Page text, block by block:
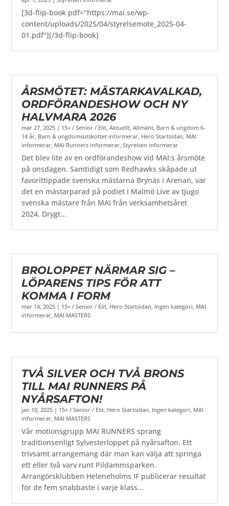
[3d-flip-book pdf="https://mai.se/wp-
content/uploads/2025/04/styrelsemote_2025-04-
01.pdf"][/3d-flip-book]
ÅRSMÖTET: MÄSTARKAVALKAD,
ORDFÖRANDESHOW OCH NY
HALVMARA 2026
mar 27, 2025 | 15+ / Senior / Elit ,Aktuellt ,Allmänt Barn & ungdom 6-
14 år Barn & ungdomsutskottet informerar Hero Startsidan MAI
informerar MAI Runners informerar ,Styrelsen informerar
Det blev lite av en ordförandeshow vid MAI:s årsmöte
på onsdagen. Samtidigt som Redhawks skåpade ut
favorittippade svenska mästarna Brynäs i Arenan, var
det en mästarparad på podiet i Malmö Live av tjugo
svenska mästare från MAI från verksamhetsåret
2024. Drygt...
BROLOPPET NÄRMAR SIG –
LÖPARENS TIPS FÖR ATT
KOMMA I FORM
mar 14, 2025 | 15+ / Senior / Elit, Hero Startsidan, Ingen kategori, MAI
informerar, MAI MASTERS
TVÅ SILVER OCH TVÅ BRONS
TILL MAI RUNNERS PÅ
NYÅRSAFTON!
jan 10, 2025 | 15+ / Senior / Elit Hero Startsidan Ingen kategori MAI
informerar MAI MASTERS
Vår motionsgrupp MAI RUNNERS sprang
traditionsenligt Sylvesterloppet på nyårsafton. Ett
trivsamt arrangemang där man kan välja att springa
ett eller två varv runt Pildammsparken.
Arrangörsklubben Heleneholms IF publicerar resultat
för de fem snabbaste i varje klass...